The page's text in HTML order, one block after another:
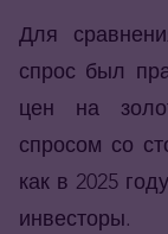
Для
спрос был
цен на
спросом со
как в 2025
инвесторы.